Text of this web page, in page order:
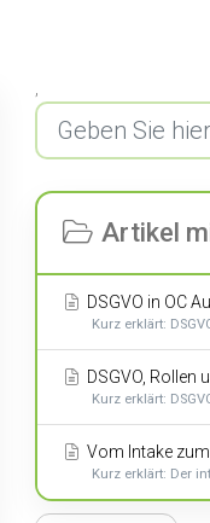
Artikel
DSGVO in OC
Kurz erklärt:
DSGVO, Rollen
Kurz erklärt:
Vom Intake
Kurz erklärt: Der